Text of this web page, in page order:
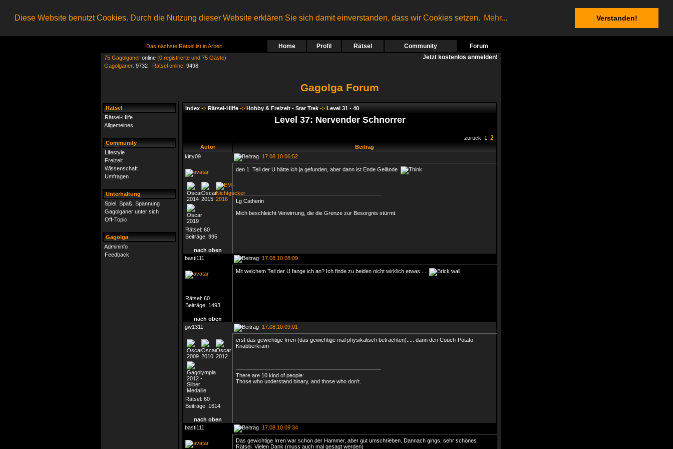
Diese Website benutzt Cookies. Durch die Nutzung dieser Website erklären Sie sich damit einverstanden, dass wir Cookies setzen. Mehr... Verstanden!
Das nächste Rätsel ist in Arbeit Home Profil Rätsel Community Forum
75 Gagolganer online (0 registrierte und 75 Gäste)
Gagolganer: 9732 Rätsel online: 9498
Jetzt kostenlos anmelden!
Gagolga Forum
Rätsel
Rätsel-Hilfe
Allgemeines
Community
Lifestyle
Freizeit
Wissenschaft
Umfragen
Unterhaltung
Spiel, Spaß, Spannung
Gagolganer unter sich
Off-Topic
Gagolga
Admininfo
Feedback
Index -> Rätsel-Hilfe -> Hobby & Freizeit - Star Trek -> Level 31 - 40
Level 37: Nervender Schnorrer
zurück 1 2
Autor
Beitrag
kitty09
17.08.10 06:52
Rätsel: 60
Beiträge: 995
den 1. Teil der U hätte ich ja gefunden, aber dann ist Ende Gelände
Lg Catherin
Mich beschleicht Verwirrung, die die Grenze zur Besorgnis stürmt.
nach oben
basti111
17.08.10 08:09
Rätsel: 60
Beiträge: 1493
Mit welchem Teil der U fange ich an? Ich finde zu beiden nicht wirklich etwas.....
nach oben
gw1311
17.08.10 09:01
Rätsel: 60
Beiträge: 1614
erst das gewichtige Irren (das gewichtige mal physikalisch betrachten)..... dann den Couch-Potato-
Knabberkram
There are 10 kind of people:
Those who understand binary, and those who don't.
nach oben
basti111
17.08.10 09:34
Das gewichtige Irren war schon der Hammer, aber gut umschrieben. Dannach gings, sehr schönes
Rätsel. Vielen Dank (muss auch mal gesagt werden)